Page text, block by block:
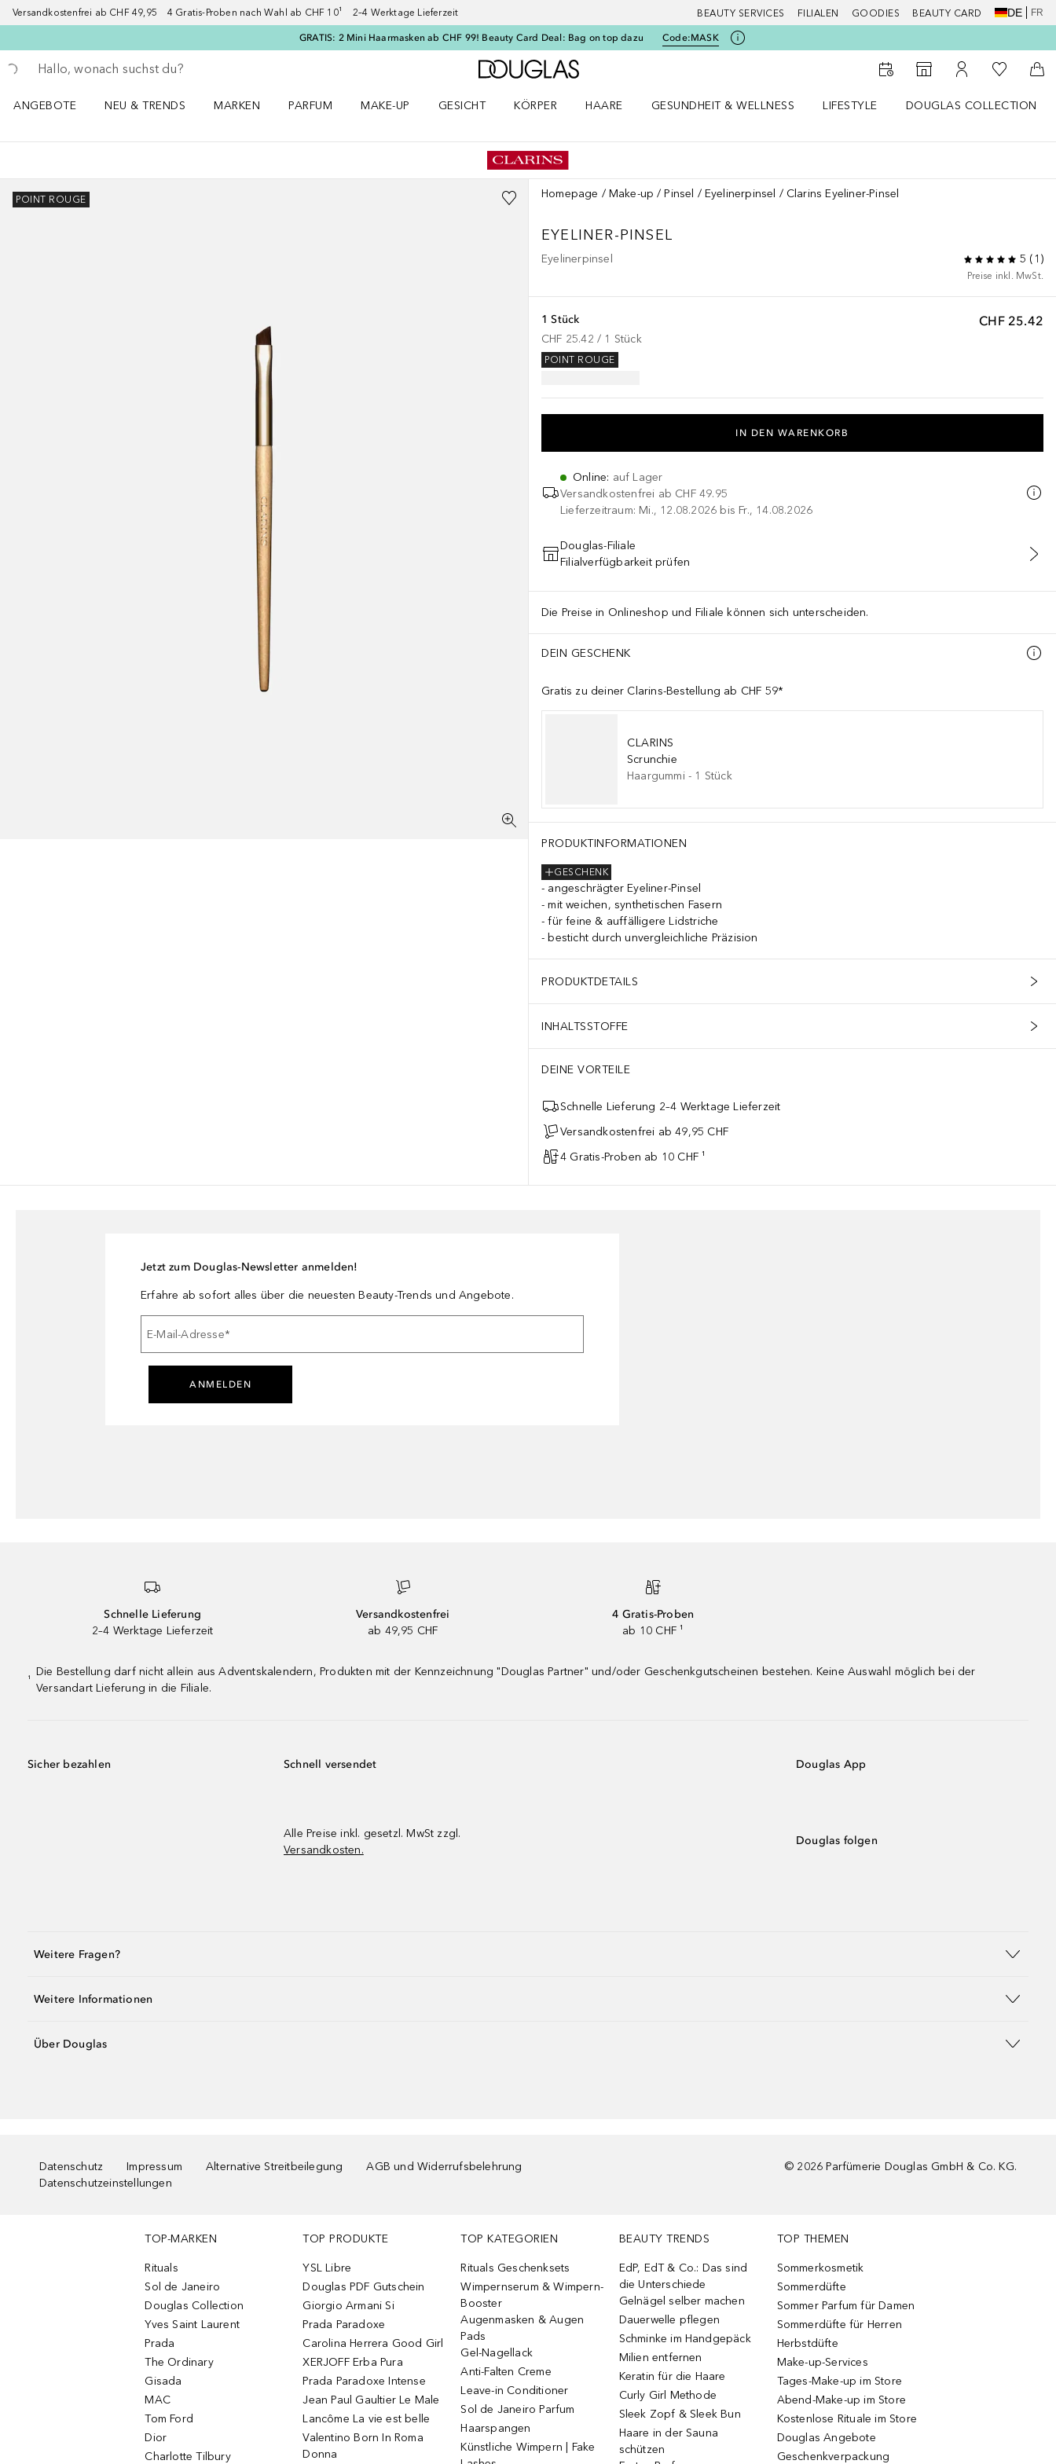
Versandkostenfrei ab CHF 49,95 4 Gratis-Proben nach Wahl ab CHF 10¹ 2–4 Werktage Lieferzeit BEAUTY SERVICES FILIALEN GOODIES BEAUTY CARD DE FR
GRATIS: 2 Mini Haarmasken ab CHF 99! Beauty Card Deal: Bag on top dazu Code:MASK
Gehe zurück
Suche ausführen
Zur Douglas Startseite
Zum Storefinder
Zu Meinem
Zu Meiner
ANGEBOTE
NEU & TRENDS
MARKEN
PARFUM
MAKE-UP
GESICHT
KÖRPER
HAARE
GESUNDHEIT & WELLNESS
LIFESTYLE
DOUGLAS COLLECTION
POINT ROUGE Homepage Make-up Pinsel Eyelinerpinsel Clarins Eyeliner-Pinsel
EYELINER-PINSEL
Eyelinerpinsel 5 ( 1 )
Preise inkl. MwSt.
CHF 25.42
1 Stück
CHF 25.42 / 1 Stück
POINT ROUGE
IN DEN WARENKORB
Online: auf Lager
Versandkostenfrei ab CHF 49.95
Lieferzeitraum: Mi., 12.08.2026 bis Fr., 14.08.2026
Douglas-Filiale
Filialverfügbarkeit prüfen
Die Preise in Onlineshop und Filiale können sich unterscheiden.
DEIN GESCHENK
Gratis zu deiner Clarins-Bestellung ab CHF 59*
CLARINS
Scrunchie
Haargummi- 1 Stück
PRODUKTINFORMATIONEN
GESCHENK
angeschrägter Eyeliner-Pinsel
mit weichen, synthetischen Fasern
für feine & auffälligere Lidstriche
besticht durch unvergleichliche Präzision
PRODUKTDETAILS
INHALTSSTOFFE
DEINE VORTEILE
Schnelle Lieferung 2–4 Werktage Lieferzeit
Versandkostenfrei ab 49,95 CHF
4 Gratis-Proben ab 10 CHF ¹
Jetzt zum Douglas-Newsletter anmelden!
Erfahre ab sofort alles über die neuesten Beauty-Trends und Angebote.
E-Mail-Adresse*
ANMELDEN
Schnelle Lieferung
2–4 Werktage Lieferzeit
Versandkostenfrei
ab 49,95 CHF
4 Gratis-Proben
ab 10 CHF ¹
¹
Die Bestellung darf nicht allein aus Adventskalendern, Produkten mit der Kennzeichnung "Douglas Partner" und/oder Geschenkgutscheinen bestehen. Keine Auswahl möglich bei der
Versandart Lieferung in die Filiale.
Sicher bezahlen Schnell versendet
Alle Preise inkl. gesetzl. MwSt zzgl.
Versandkosten.
Douglas App
Douglas folgen
Weitere Fragen?
Weitere Informationen
Über Douglas
Datenschutz Impressum Alternative Streitbeilegung
AGB und Widerrufsbelehrung
Datenschutzeinstellungen
© 2026 Parfümerie Douglas GmbH & Co. KG.
TOP-MARKEN
Rituals
Sol de Janeiro
Douglas Collection
Yves Saint Laurent
Prada
The Ordinary
Gisada
MAC
Tom Ford
Dior
Charlotte Tilbury
TOP PRODUKTE
YSL Libre
Douglas PDF Gutschein
Giorgio Armani Si
Prada Paradoxe
Carolina Herrera Good Girl
XERJOFF Erba Pura
Prada Paradoxe Intense
Jean Paul Gaultier Le Male
Lancôme La vie est belle
Valentino Born In Roma
Donna
TOP KATEGORIEN
Rituals Geschenksets
Wimpernserum & Wimpern-
Booster
Augenmasken & Augen
Pads
Gel-Nagellack
Anti-Falten Creme
Leave-in Conditioner
Sol de Janeiro Parfum
Haarspangen
Künstliche Wimpern | Fake
BEAUTY TRENDS
EdP, EdT & Co.: Das sind
die Unterschiede
Gelnägel selber machen
Dauerwelle pflegen
Schminke im Handgepäck
Milien entfernen
Keratin für die Haare
Curly Girl Methode
Sleek Zopf & Sleek Bun
Haare in der Sauna
schützen
TOP THEMEN
Sommerkosmetik
Sommerdüfte
Sommer Parfum für Damen
Sommerdüfte für Herren
Herbstdüfte
Make-up-Services
Tages-Make-up im Store
Abend-Make-up im Store
Kostenlose Rituale im Store
Douglas Angebote
Geschenkverpackung